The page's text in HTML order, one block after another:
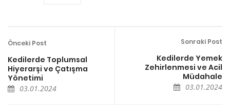
Önceki Post
Kedilerde Toplumsal
Hiyerarşi ve Çatışma
Yönetimi
03.01.2024
Sonraki Post
Kedilerde Yemek
Zehirlenmesi ve Acil
Müdahale
03.01.2024